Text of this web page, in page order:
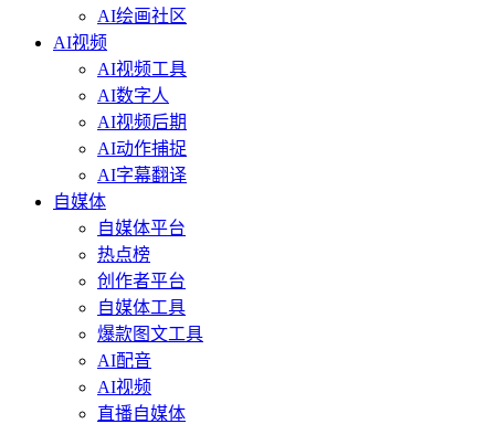
AI绘画社区
AI视频
AI视频工具
AI数字人
AI视频后期
AI动作捕捉
AI字幕翻译
自媒体
自媒体平台
热点榜
创作者平台
自媒体工具
爆款图文工具
AI配音
AI视频
直播自媒体